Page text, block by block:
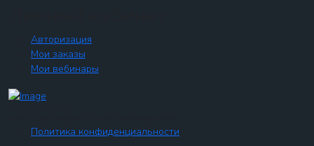
Авторизация
Мои заказы
Мои вебинары
Политика конфиденциальности